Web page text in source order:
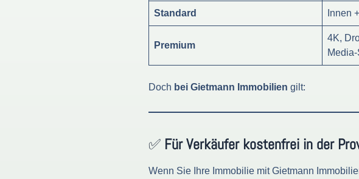
Standard Innen
Premium
4K,
Doch bei Gietmann Immobilien gilt:
✅ Für Verkäufer kostenfrei in der
Wenn Sie Ihre Immobilie mit Gietmann